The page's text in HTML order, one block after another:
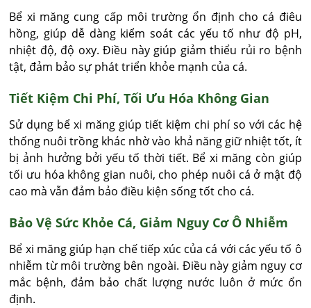
Bể xi măng cung cấp môi trường ổn định cho cá điêu
hồng, giúp dễ dàng kiểm soát các yếu tố như độ pH,
nhiệt độ, độ oxy. Điều này giúp giảm thiểu rủi ro bệnh
tật, đảm bảo sự phát triển khỏe mạnh của cá.
Tiết Kiệm Chi Phí, Tối Ưu Hóa Không Gian
Sử dụng bể xi măng giúp tiết kiệm chi phí so với các hệ
thống nuôi trồng khác nhờ vào khả năng giữ nhiệt tốt, ít
bị ảnh hưởng bởi yếu tố thời tiết. Bể xi măng còn giúp
tối ưu hóa không gian nuôi, cho phép nuôi cá ở mật độ
cao mà vẫn đảm bảo điều kiện sống tốt cho cá.
Bảo Vệ Sức Khỏe Cá, Giảm Nguy Cơ Ô Nhiễm
Bể xi măng giúp hạn chế tiếp xúc của cá với các yếu tố ô
nhiễm từ môi trường bên ngoài. Điều này giảm nguy cơ
mắc bệnh, đảm bảo chất lượng nước luôn ở mức ổn
định.